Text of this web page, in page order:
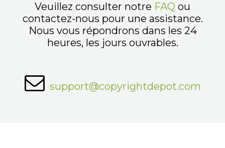
Veuillez consulter notre FAQ ou
contactez-nous pour une assistance.
Nous vous répondrons dans les 24
heures, les jours ouvrables.
support@copyrightdepot.com